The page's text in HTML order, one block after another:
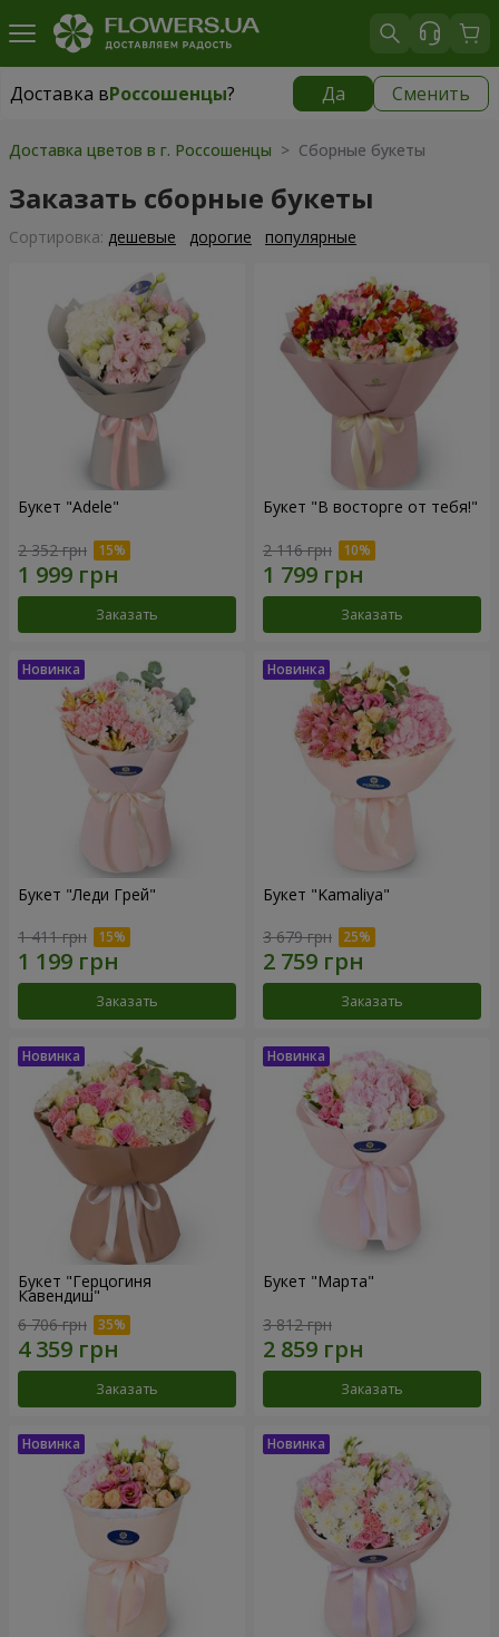
Доставка вРоссошенцы? Да Сменить
Доставка вРоссошенцы|
Доставка цветов в г. Россошенцы > Сборные букеты
Заказать сборные букеты
Cортировка: дешевые дорогие популярные
Букет "Adele"
2 352 грн
Заказать
Букет "В восторге от тебя!"
2 116 грн
Заказать
Букет "Леди Грей"
1 411 грн
Заказать
Букет "Kamaliya"
3 679 грн
Заказать
Букет "Герцогиня
Кавендиш"
6 706 грн
Заказать
Букет "Марта"
3 812 грн
Заказать